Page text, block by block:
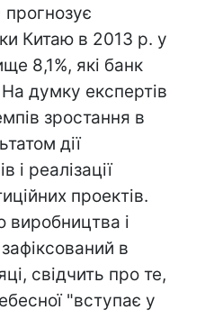
Китаю в 2013 р. у
8,1%, які банк
думку експертів
зростання в
дії
і реалізації
проектів.
виробництва і
в
свідчить про те,
"вступає у